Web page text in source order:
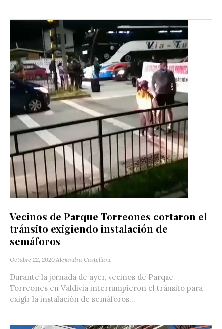
Vecinos de Parque Torreones cortaron el
tránsito exigiendo instalación de
semáforos
Octubre 22, 2020 Alejandra Castellano
Durante la jornada de ayer, vecinos de Parque
Torreones en Valdivia interrumpieron el tránsito para
exigir la instalación de semáforos...